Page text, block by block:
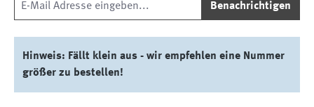
Benachrichtigen
Hinweis: Fällt klein aus - wir empfehlen eine Nummer
größer zu bestellen!